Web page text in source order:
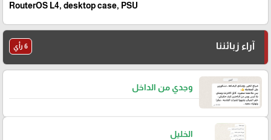
RouterOS L4, desktop case, PSU
آراء زبائننا 6 رأي
وجدي من الداخل
الخليل